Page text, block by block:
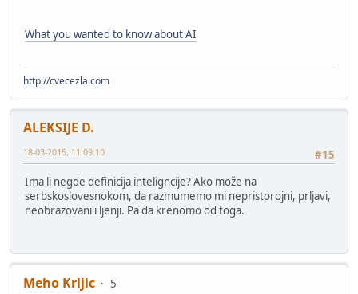
What you wanted to know about AI
http://cvecezla.com
ALEKSIJE D.
#15
18-03-2015, 11:09:10
Ima li negde definicija inteligncije? Ako može na
serbskoslovesnokom, da razmumemo mi nepristorojni, prljavi,
neobrazovani i ljenji. Pa da krenomo od toga.
Meho Krljic
5